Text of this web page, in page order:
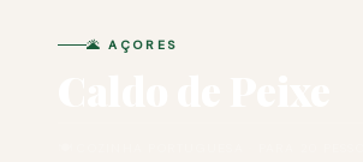
🌋 AÇORES